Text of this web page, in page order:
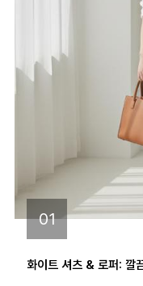
01
화이트 셔츠 & 로퍼: 깔